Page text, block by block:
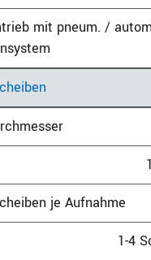
mit pneum. /
je Aufnahme
1-4